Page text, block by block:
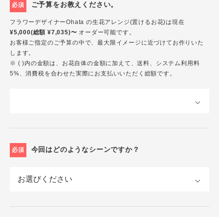
必須 ご予算をお教えください。
フラワーデザイナーOhata の生花アレンジ(置けるお花)は現在
¥5,000(総額 ¥7,035)〜 オーダー可能です。
お客様ご指定のご予算の中で、最大限イメージに近づけてお作りいた
します。
※ ( )内の金額は、お花自体の金額に加えて、送料、システム利用料
5%、消費税を合わせた実際にお支払いいただく総額です。
必須 今回はどのようなシーンですか？